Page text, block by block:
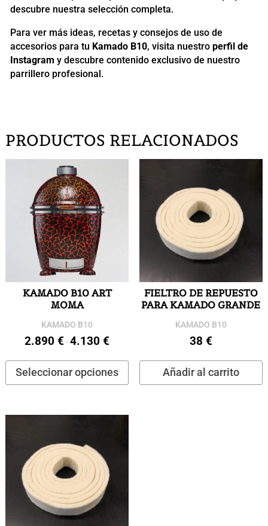
descubre nuestra selección completa.
Para ver más ideas, recetas y consejos de uso de
accesorios para tu Kamado B10, visita nuestro perfil de
Instagram y descubre contenido exclusivo de nuestro
parrillero profesional.
PRODUCTOS RELACIONADOS
KAMADO B10 ART
MOMA
KAMADO B10
2.890€ -4.130€
precios:
desde
hasta
Seleccionar opciones
tiene
FIELTRO DE REPUESTO
PARA KAMADO GRANDE
KAMADO B10
38 €
Añadir al carrito